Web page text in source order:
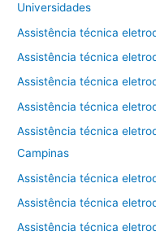
Universidades
Assistência técnica
Assistência técnica
Assistência técnica
Assistência técnica
Assistência técnica
Campinas
Assistência técnica
Assistência técnica
Assistência técnica